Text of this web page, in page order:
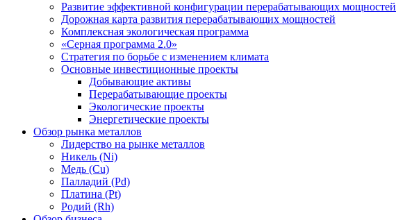
Развитие эффективной конфигурации перерабатывающих мощностей
Дорожная карта развития перерабатывающих мощностей
Комплексная экологическая программа
«Серная программа 2.0»
Стратегия по борьбе с изменением климата
Основные инвестиционные проекты
Добывающие активы
Перерабатывающие проекты
Экологические проекты
Энергетические проекты
Обзор рынка металлов
Лидерство на рынке металлов
Никель (Ni)
Медь (Cu)
Палладий (Pd)
Платина (Pt)
Родий (Rh)